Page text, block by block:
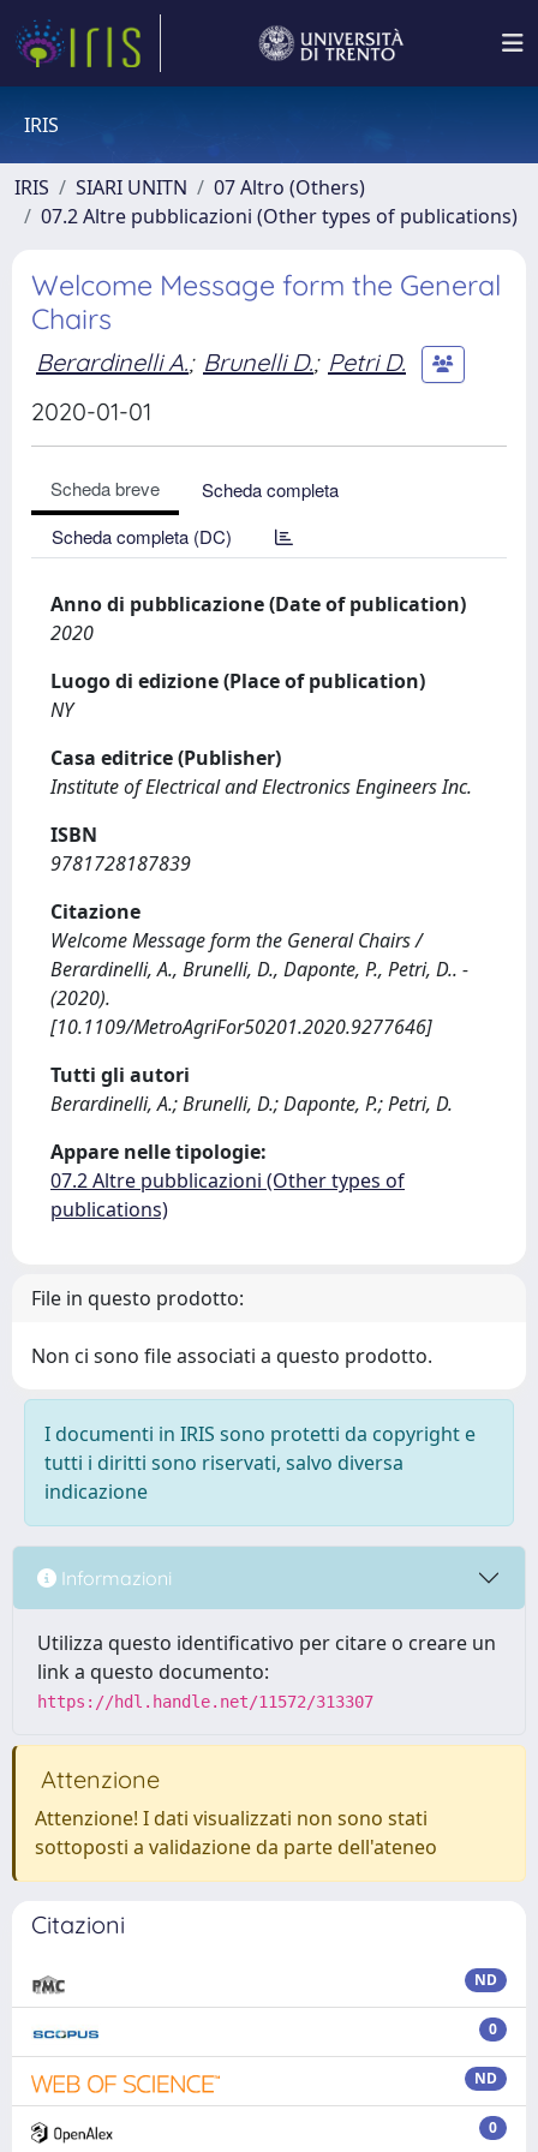
IRIS
IRIS SIARI UNITN
07 Altro (Others)
07.2 Altre pubblicazioni (Other types of publications)
Welcome Message form the General
Chairs
Berardinelli A.; Brunelli D.; Petri D.
2020-01-01
Scheda breve
Scheda completa
Scheda completa (DC)
Anno di pubblicazione (Date of publication)
2020
Luogo di edizione (Place of publication)
NY
Casa editrice (Publisher)
Institute of Electrical and Electronics Engineers Inc.
ISBN
9781728187839
Citazione
Welcome Message form the General Chairs /
Berardinelli, A., Brunelli, D., Daponte, P., Petri, D.. -
(2020).
[10.1109/MetroAgriFor50201.2020.9277646]
Tutti gli autori
Berardinelli, A.; Brunelli, D.; Daponte, P.; Petri, D.
Appare nelle tipologie:
07.2 Altre pubblicazioni (Other types of
publications)
File in questo prodotto:
Non ci sono file associati a questo prodotto.
I documenti in IRIS sono protetti da copyright e
tutti i diritti sono riservati, salvo diversa
indicazione
Informazioni
Utilizza questo identificativo per citare o creare un
link a questo documento:
https://hdl.handle.net/11572/313307
Attenzione
Attenzione! I dati visualizzati non sono stati
sottoposti a validazione da parte dell'ateneo
Citazioni
ND
0
ND
0